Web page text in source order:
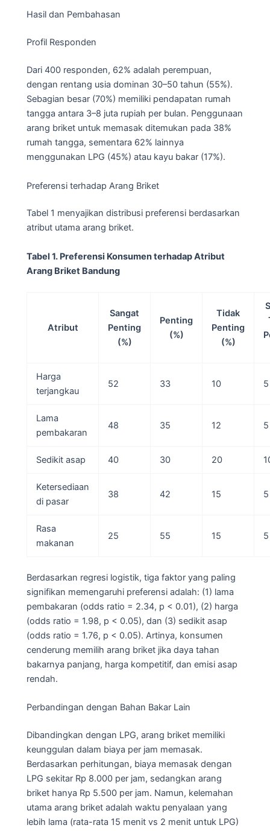
Hasil dan Pembahasan
Profil Responden
Dari 400 responden, 62% adalah perempuan,
dengan rentang usia dominan 30–50 tahun (55%).
Sebagian besar (70%) memiliki pendapatan rumah
tangga antara 3–8 juta rupiah per bulan. Penggunaan
arang briket untuk memasak ditemukan pada 38%
rumah tangga, sementara 62% lainnya
menggunakan LPG (45%) atau kayu bakar (17%).
Preferensi terhadap Arang Briket
Tabel 1 menyajikan distribusi preferensi berdasarkan
atribut utama arang briket.
Tabel 1. Preferensi Konsumen terhadap Atribut
Arang Briket Bandung
Atribut
Sangat
Penting
(%)
Penting
(%)
Tidak
Penting
(%)
Harga
terjangkau
52 33 10 5
Lama
pembakaran
48 35 12 5
Sedikit asap 40 30 20
Ketersediaan
di pasar
38 42 15 5
Rasa
makanan
25 55 15 5
Berdasarkan regresi logistik, tiga faktor yang paling
signifikan memengaruhi preferensi adalah: (1) lama
pembakaran (odds ratio = 2.34, p < 0.01), (2) harga
(odds ratio = 1.98, p < 0.05), dan (3) sedikit asap
(odds ratio = 1.76, p < 0.05). Artinya, konsumen
cenderung memilih arang briket jika daya tahan
bakarnya panjang, harga kompetitif, dan emisi asap
rendah.
Perbandingan dengan Bahan Bakar Lain
Dibandingkan dengan LPG, arang briket memiliki
keunggulan dalam biaya per jam memasak.
Berdasarkan perhitungan, biaya memasak dengan
LPG sekitar Rp 8.000 per jam, sedangkan arang
briket hanya Rp 5.500 per jam. Namun, kelemahan
utama arang briket adalah waktu penyalaan yang
lebih lama (rata-rata 15 menit vs 2 menit untuk LPG)